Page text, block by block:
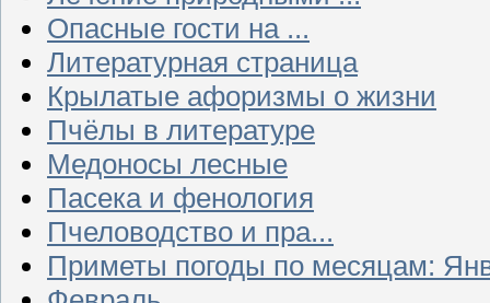
Опасные гости на ...
Литературная страница
Крылатые афоризмы о жизни
Пчёлы в литературе
Медоносы лесные
Пасека и фенология
Пчеловодство и пра...
Приметы погоды по месяцам: